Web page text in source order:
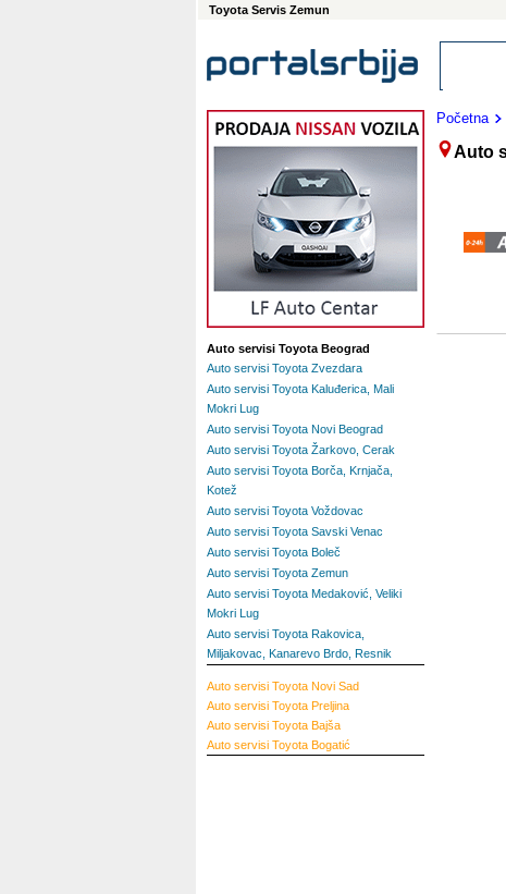
Toyota Servis Zemun
Početna
Auto
Auto servisi Toyota Beograd
Auto servisi Toyota Zvezdara
Auto servisi Toyota Kaluđerica, Mali
Mokri Lug
Auto servisi Toyota Novi Beograd
Auto servisi Toyota Žarkovo, Cerak
Auto servisi Toyota Borča, Krnjača,
Kotež
Auto servisi Toyota Voždovac
Auto servisi Toyota Savski Venac
Auto servisi Toyota Boleč
Auto servisi Toyota Zemun
Auto servisi Toyota Medaković, Veliki
Mokri Lug
Auto servisi Toyota Rakovica,
Miljakovac, Kanarevo Brdo, Resnik
Auto servisi Toyota Novi Sad
Auto servisi Toyota Preljina
Auto servisi Toyota Bajša
Auto servisi Toyota Bogatić